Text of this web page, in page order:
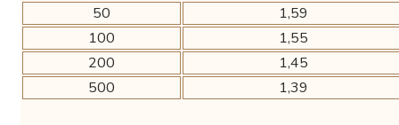
50
1,59
100
1,55
200
1,45
500
1,39